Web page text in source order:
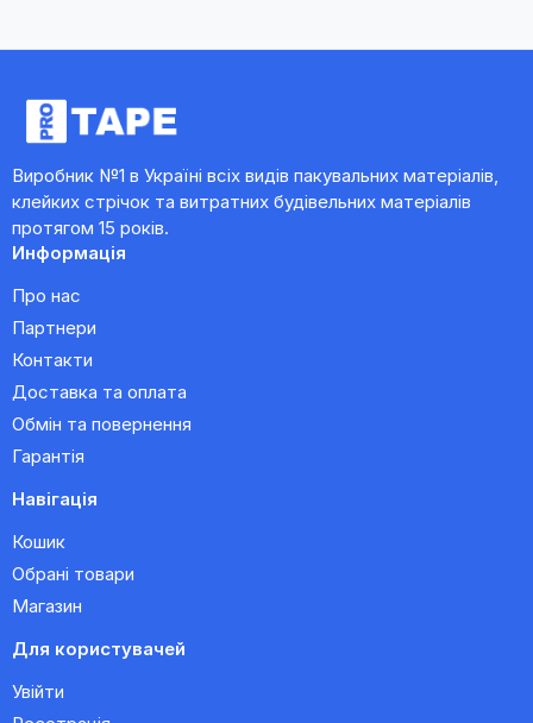
Виробник №1 в Україні всіх видів пакувальних матеріалів,
клейких стрічок та витратних будівельних матеріалів
протягом 15 років.
Информація
Про нас
Партнери
Контакти
Доставка та оплата
Обмін та повернення
Гарантія
Навігація
Кошик
Обрані товари
Магазин
Для користувачей
Увійти